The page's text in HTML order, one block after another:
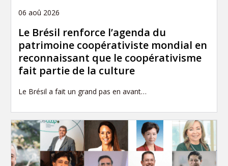
06 aoû 2026
Le Brésil renforce l’agenda du
patrimoine coopérativiste mondial en
reconnaissant que le coopérativisme
fait partie de la culture
Le Brésil a fait un grand pas en avant…